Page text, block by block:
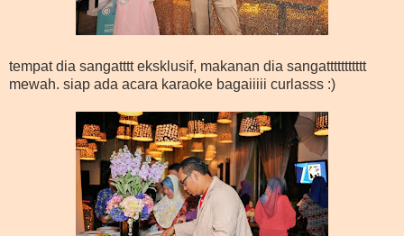
tempat dia sangatttt eksklusif, makanan dia sangattttttttttt
mewah. siap ada acara karaoke bagaiiiii curlasss :)